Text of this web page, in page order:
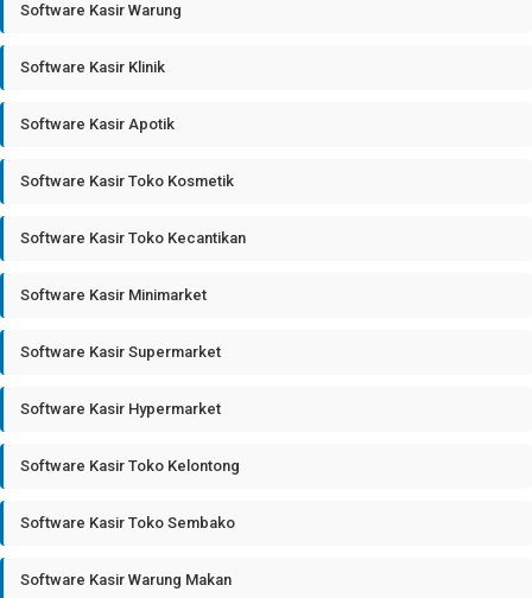
Software Kasir Warung
Software Kasir Klinik
Software Kasir Apotik
Software Kasir Toko Kosmetik
Software Kasir Toko Kecantikan
Software Kasir Minimarket
Software Kasir Supermarket
Software Kasir Hypermarket
Software Kasir Toko Kelontong
Software Kasir Toko Sembako
Software Kasir Warung Makan